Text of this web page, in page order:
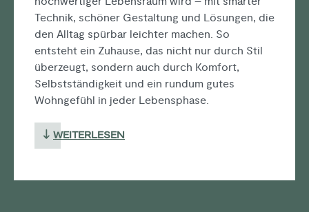
Technik, schöner Gestaltung und Lösungen, die
den Alltag spürbar leichter machen. So
entsteht ein Zuhause, das nicht nur durch Stil
überzeugt, sondern auch durch Komfort,
Selbstständigkeit und ein rundum gutes
Wohngefühl in jeder Lebensphase.
WEITERLESEN